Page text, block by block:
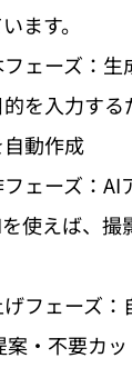
ます。
ェーズ：生
を入力する
動作成
ェーズ：AI
使えば、撮
フェーズ：
案・不要カ